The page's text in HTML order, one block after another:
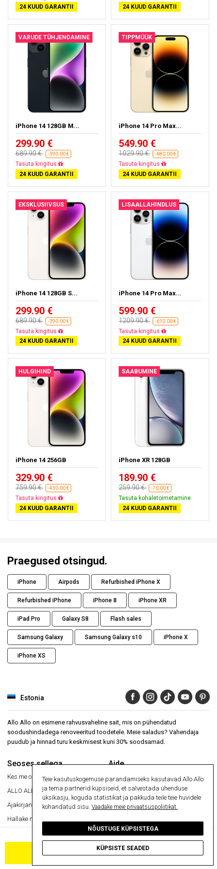
24 KUUD GARANTII
24 KUUD GARANTII
VARUDE TÜHJENDAMINE
iPhone 14 128GB M...
299.90 €
689.90 € -390.00 €
Tasuta kohaletoimetamine
24 KUUD GARANTII
TIPPMÜÜK
iPhone 14 Pro Max...
549.90 €
1029.90 € -480.00 €
Tasuta kohaletoimetamine
24 KUUD GARANTII
EKSKLUSIIVSUS
iPhone 14 128GB S...
299.90 €
689.90 € -390.00 €
Tasuta kohaletoimetamine
24 KUUD GARANTII
LISAALLAHINDLUS
iPhone 14 Pro Max...
599.90 €
1209.90 € -610.00 €
Tasuta kohaletoimetamine
24 KUUD GARANTII
HULGIHIND
iPhone 14 256GB
329.90 €
759.90 € -430.00 €
Tasuta kohaletoimetamine
24 KUUD GARANTII
SAABUMINE
iPhone XR 128GB
189.90 €
259.90 € -70.00 €
Tasuta kohaletoimetamine
24 KUUD GARANTII
Praegused otsingud.
iPhone Airpods Refurbished iPhone X
Refurbished iPhone iPhone 8 iPhone XR
iPad Pro Galaxy S8 Flash sales
Samsung Galaxy Samsung Galaxy s10 iPhone X
iPhone XS
Estonia
Allo Allo on esimene rahvusvaheline sait, mis on pühendatud
soodushindadega renoveeritud toodetele. Meie saladus? Vahendaja
puudub ja hinnad turu keskmisest kuni 30% soodsamad.
Seoses sellega
Kes me oleme ?
ALLO ALLO
VIP
Ajakirjanduse artiklid
Hallake minu küpsiseid
Aide
Abikeskus
24 kuud garantii
Turvaline makse
Kauba tagastamine
Turvaline makse
Teie kasutuskogemuse parandamiseks kasutavad Allo Allo
ja tema partnerid küpsiseid, et salvestada ühenduse
üksikasju, koguda statistikat ja pakkuda teile teie huvidele
kohandatud sisu. Vaadake meie privaatsuspoliitikat.
NÕUSTUGE KÜPSISTEGA
KÜPSISTE SEADED